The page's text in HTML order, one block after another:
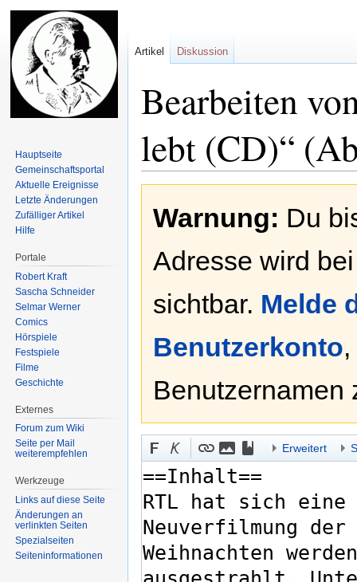
Bearbeiten
lebt (CD)“
Navigation
springen
Suche
springen
Warnung: Du
Adresse wird
sichtbar. Melde
Benutzerkonto
Benutzernamen
Erweitert
Artikel Diskussion
Hauptseite
Gemeinschafts­portal
Aktuelle Ereignisse
Letzte Änderungen
Zufälliger Artikel
Hilfe
Portale
Robert Kraft
Sascha Schneider
Selmar Werner
Comics
Hörspiele
Festspiele
Filme
Geschichte
Externes
Forum zum Wiki
Seite per Mail
weiterempfehlen
Werkzeuge
Links auf diese Seite
Änderungen an
verlinkten Seiten
Spezialseiten
Seiten­informationen